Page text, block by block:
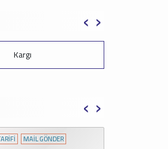
Mecitözü
‹ ›
YOL TARİFİ MAİL GÖNDER
‹ ›